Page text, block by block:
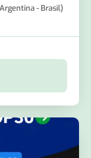
- Brasil)